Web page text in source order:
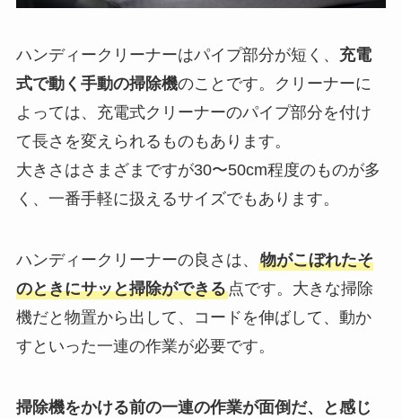
ハンディークリーナーはパイプ部分が短く、 充電
式で動く手動の掃除機のことです。クリーナーに
よっては、充電式クリーナーのパイプ部分を付け
て長さを変えられるものもあります。
大きさはさまざまですが30〜50cm程度のものが多
く、一番手軽に扱えるサイズでもあります。
ハンディークリーナーの良さは、 物がこぼれたそ
のときにサッと掃除ができる点です。大きな掃除
機だと物置から出して、コードを伸ばして、動か
すといった一連の作業が必要です。
掃除機をかける前の一連の作業が面倒だ、と感じ